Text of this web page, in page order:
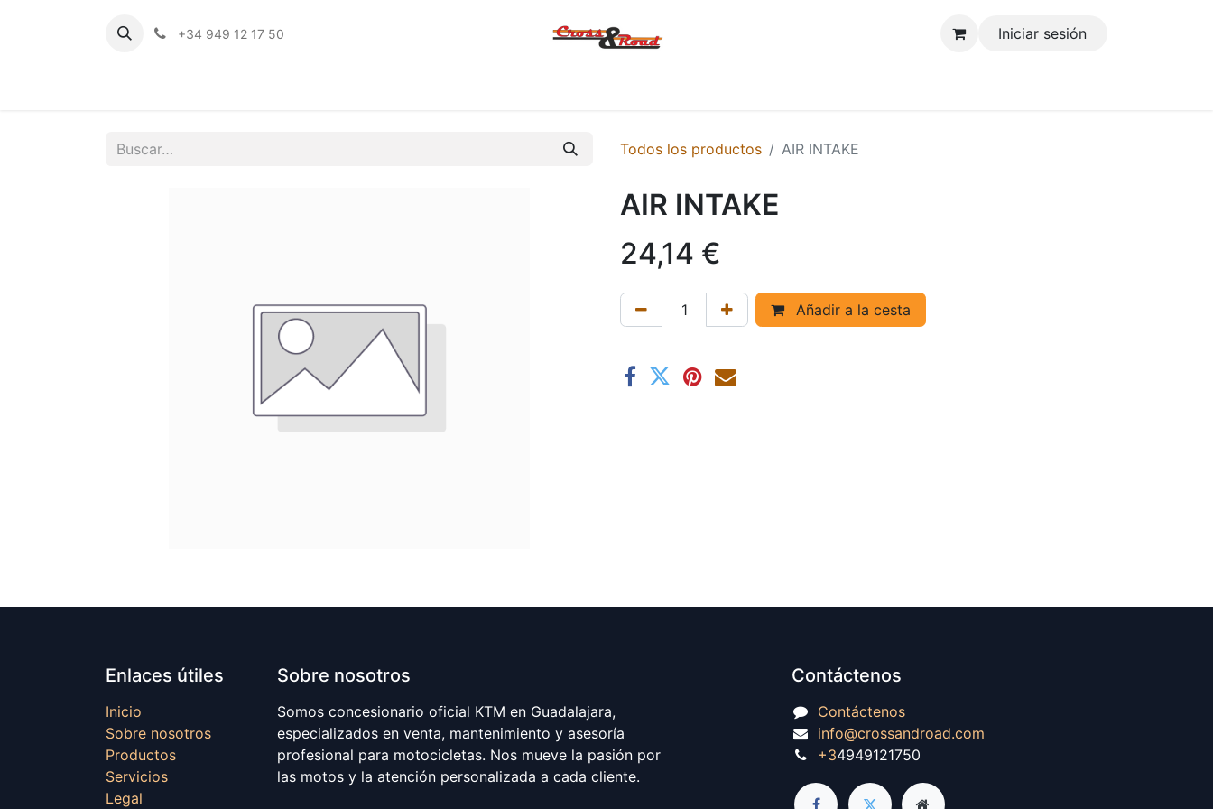
+34 949 12 17 50 Iniciar sesión
Todos los productos AIR INTAKE
AIR INTAKE
24,14 €
Añadir a la cesta
Enlaces útiles
Inicio
Sobre nosotros
Productos
Servicios
Legal
Sobre nosotros
Somos concesionario oficial KTM en Guadalajara,
especializados en venta, mantenimiento y asesoría
profesional para motocicletas. Nos mueve la pasión por
las motos y la atención personalizada a cada cliente.
Contáctenos
Contáctenos
info@crossandroad.com
+34949121750